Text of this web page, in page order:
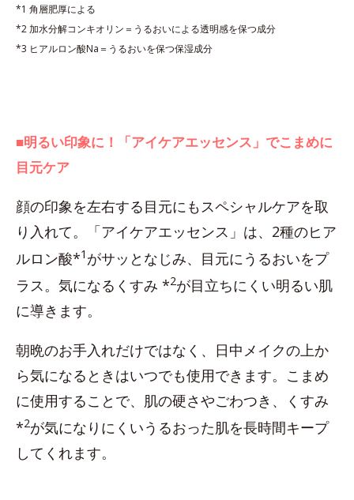
*1 角層肥厚による
*2 加水分解コンキオリン＝うるおいによる透明感を保つ成分
*3 ヒアルロン酸Na＝うるおいを保つ保湿成分
■明るい印象に！「アイケアエッセンス」でこまめに
目元ケア
顔の印象を左右する目元にもスペシャルケアを取
り入れて。「アイケアエッセンス」は、2種のヒア
ルロン酸*1 がサッとなじみ、目元にうるおいをプ
ラス。気になるくすみ *2が目立ちにくい明るい肌
に導きます。
朝晩のお手入れだけではなく、日中メイクの上か
ら気になるときはいつでも使用できます。こまめ
に使用することで、肌の硬さやごわつき、くすみ
*2が気になりにくいうるおった肌を長時間キープ
してくれます。